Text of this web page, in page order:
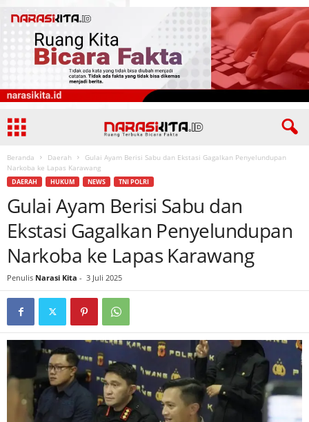
Beranda Daerah
Gulai Ayam Berisi Sabu dan Ekstasi Gagalkan Penyelundupan
Narkoba ke Lapas Karawang
DAERAH HUKUM NEWS TNI POLRI
Gulai Ayam Berisi Sabu dan
Ekstasi Gagalkan Penyelundupan
Narkoba ke Lapas Karawang
Penulis Narasi Kita - 3 Juli 2025